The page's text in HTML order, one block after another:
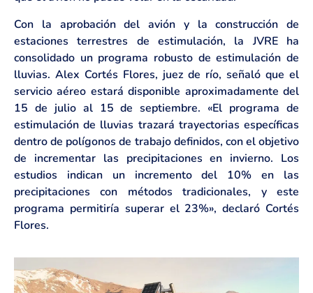
Con la aprobación del avión y la construcción de
estaciones terrestres de estimulación, la JVRE ha
consolidado un programa robusto de estimulación de
lluvias. Alex Cortés Flores, juez de río, señaló que el
servicio aéreo estará disponible aproximadamente del
15 de julio al 15 de septiembre. «El programa de
estimulación de lluvias trazará trayectorias específicas
dentro de polígonos de trabajo definidos, con el objetivo
de incrementar las precipitaciones en invierno. Los
estudios indican un incremento del 10% en las
precipitaciones con métodos tradicionales, y este
programa permitiría superar el 23%», declaró Cortés
Flores.